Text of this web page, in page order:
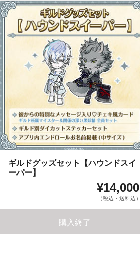
ギルドグッズセット【ハウンドスイ
ーパー】
¥14,000
（税込・送料込）
購入終了